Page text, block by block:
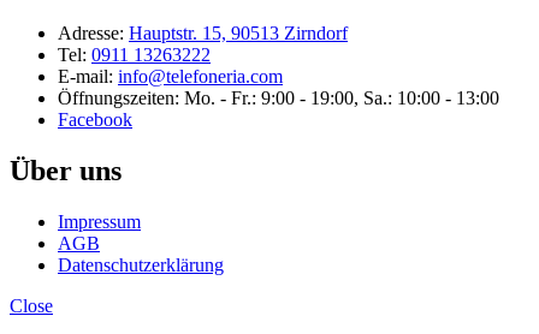
Adresse: Hauptstr. 15, 90513 Zirndorf
Tel: 0911 13263222
E-mail: info@telefoneria.com
Öffnungszeiten: Mo. - Fr.: 9:00 - 19:00, Sa.: 10:00 - 13:00
Facebook
Über uns
Impressum
AGB
Datenschutzerklärung
Close